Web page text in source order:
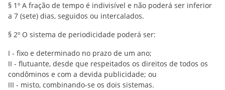
§ 1º A fração de tempo é indivisível e não poderá ser inferior
a 7 (sete) dias, seguidos ou intercalados.
§ 2º O sistema de periodicidade poderá ser:
I - fixo e determinado no prazo de um ano;
II - flutuante, desde que respeitados os direitos de todos os
condôminos e com a devida publicidade; ou
III - misto, combinando-se os dois sistemas.